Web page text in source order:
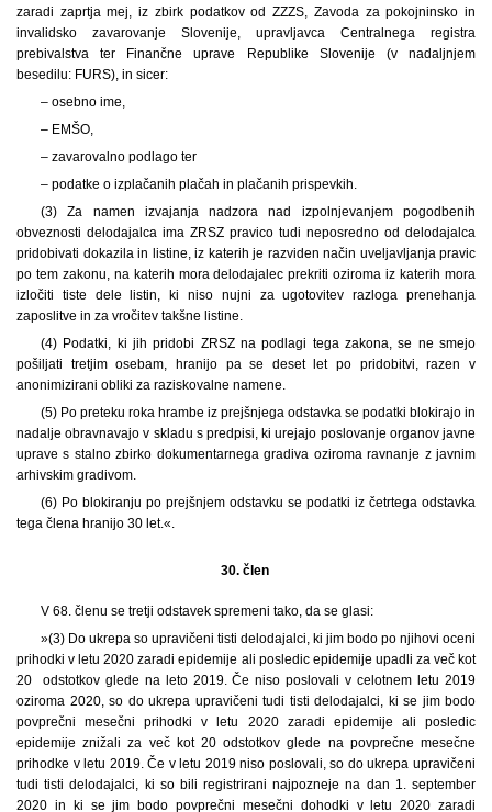
zaradi zaprtja mej, iz zbirk podatkov od ZZZS, Zavoda za pokojninsko in
invalidsko zavarovanje Slovenije, upravljavca Centralnega registra
prebivalstva ter Finančne uprave Republike Slovenije (v nadaljnjem
besedilu: FURS), in sicer:
– osebno ime,
– EMŠO,
– zavarovalno podlago ter
– podatke o izplačanih plačah in plačanih prispevkih.
(3) Za namen izvajanja nadzora nad izpolnjevanjem pogodbenih
obveznosti delodajalca ima ZRSZ pravico tudi neposredno od delodajalca
pridobivati dokazila in listine, iz katerih je razviden način uveljavljanja pravic
po tem zakonu, na katerih mora delodajalec prekriti oziroma iz katerih mora
izločiti tiste dele listin, ki niso nujni za ugotovitev razloga prenehanja
zaposlitve in za vročitev takšne listine.
(4) Podatki, ki jih pridobi ZRSZ na podlagi tega zakona, se ne smejo
pošiljati tretjim osebam, hranijo pa se deset let po pridobitvi, razen v
anonimizirani obliki za raziskovalne namene.
(5) Po preteku roka hrambe iz prejšnjega odstavka se podatki blokirajo in
nadalje obravnavajo v skladu s predpisi, ki urejajo poslovanje organov javne
uprave s stalno zbirko dokumentarnega gradiva oziroma ravnanje z javnim
arhivskim gradivom.
(6) Po blokiranju po prejšnjem odstavku se podatki iz četrtega odstavka
tega člena hranijo 30 let.«.
30. člen
V 68. členu se tretji odstavek spremeni tako, da se glasi:
»(3) Do ukrepa so upravičeni tisti delodajalci, ki jim bodo po njihovi oceni
prihodki v letu 2020 zaradi epidemije ali posledic epidemije upadli za več kot
20 odstotkov glede na leto 2019. Če niso poslovali v celotnem letu 2019
oziroma 2020, so do ukrepa upravičeni tudi tisti delodajalci, ki se jim bodo
povprečni mesečni prihodki v letu 2020 zaradi epidemije ali posledic
epidemije znižali za več kot 20 odstotkov glede na povprečne mesečne
prihodke v letu 2019. Če v letu 2019 niso poslovali, so do ukrepa upravičeni
tudi tisti delodajalci, ki so bili registrirani najpozneje na dan 1. september
2020 in ki se jim bodo povprečni mesečni dohodki v letu 2020 zaradi